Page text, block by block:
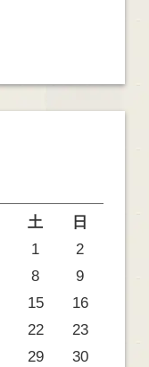
土
日
1
2
8
9
15
16
22
23
29
30